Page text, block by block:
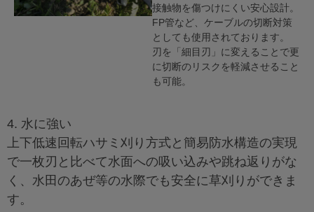
接触物を傷つけにくい安心設計。
FP管など、ケーブルの切断対策
としても使用されております。
刃を「細目刃」に変えることで更
に切断のリスクを軽減させること
も可能。
4. 水に強い
上下低速回転ハサミ刈り方式と簡易防水構造の実現
で一枚刃と比べて水面への吸い込みや跳ね返りがな
く、水田のあぜ等の水際でも安全に草刈りができま
す。